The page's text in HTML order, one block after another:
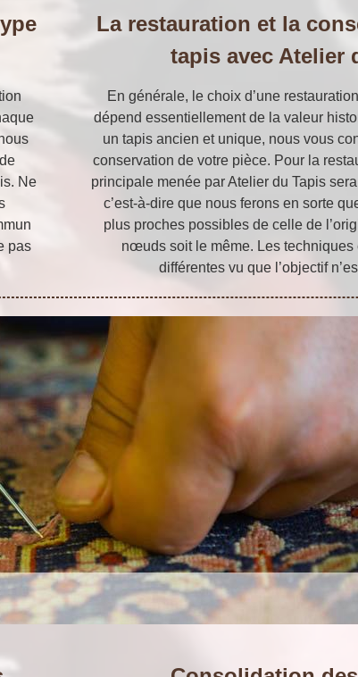
Ne
pas
La restauration et la
tapis avec Atelier
En générale, le choix d’une
dépend essentiellement de la valeur
un tapis ancien et unique, nous vous
conservation de votre pièce. Pour la
principale menée par Atelier du Tapis
c’est-à-dire que nous ferons en sorte
plus proches possibles de celle de
nœuds soit le même. Les techniques
différentes vu que l’objectif